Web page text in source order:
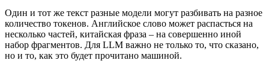
Один и тот же текст разные модели могут разбивать на разное
количество токенов. Английское слово может распасться на
несколько частей, китайская фраза – на совершенно иной
набор фрагментов. Для LLM важно не только то, что сказано,
но и то, как это будет прочитано машиной.